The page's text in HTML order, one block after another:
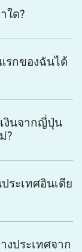
ใด?
รกของฉันได้
งินจากญี่ปุ่น
?
ระเทศอินเดีย
งประเทศจาก